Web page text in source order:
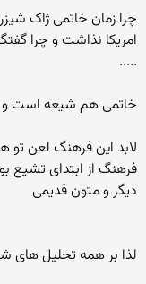
چرا زمان خاتمی ژاک
امریکا نذاشت و چرا
.....
خاتمی هم شیعه است و
فرهنگ از ابتدای تشیع
دیگر و متون قدیمی
لذا بر همه تحلیل های